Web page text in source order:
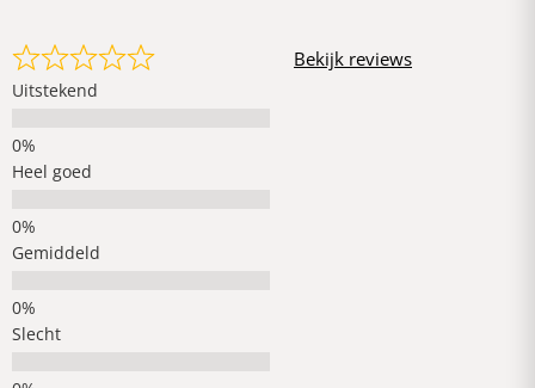
Uitstekend
Heel goed
Gemiddeld
Slecht
Bekijk reviews